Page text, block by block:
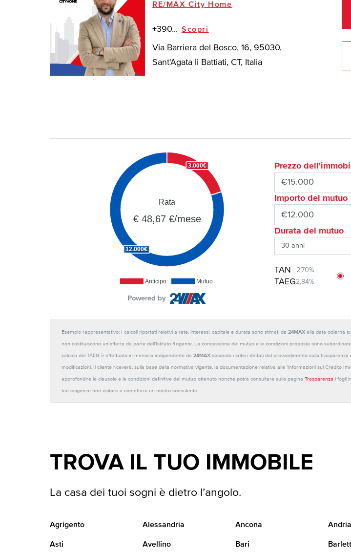
RE/MAX City Home
+390... Scopri
Via Barriera del Bosco, 16, 95030,
Sant'Agata li Battiati, CT, Italia
Anticipo Mutuo
3.000€
12.000€
Rata
€ 48,67 €/mese
Powered by
Prezzo
Importo del mutuo
Durata del mutuo
TAN 2,70%
TAEG2,84%
Esempio rappresentativo: I calcoli riportati relativi a rate, interessi, capitale e durata sono stimati da 24MAXalla data odierna
non costituiscono un'offerta da parte dell'Istituto Rogante. La concessione del mutuo e le condizioni proposte sono
calcolo del TAEG è effettuato in maniera indipendente da 24MAXsecondo i criteri dettati dal provvedimento sulla trasparenza
modificazioni. Il cliente riceverà, sulla base della normativa vigente, la documentazione relativa alle 'Informazioni sul Credito
approfondire le clausole e le condizioni definitive del mutuo ottenuto nonché potrà consultare sulla pagina Trasparenza i fogli
tue esigenze non esitare a contattare un nostro consulente.
TROVA IL TUO IMMOBILE
La casa dei tuoi sogni è dietro l’angolo.
Agrigento Alessandria Ancona Andria
Asti Avellino Bari